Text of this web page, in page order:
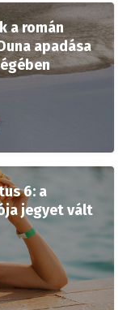
a román
apadása
6: a
jegyet vált